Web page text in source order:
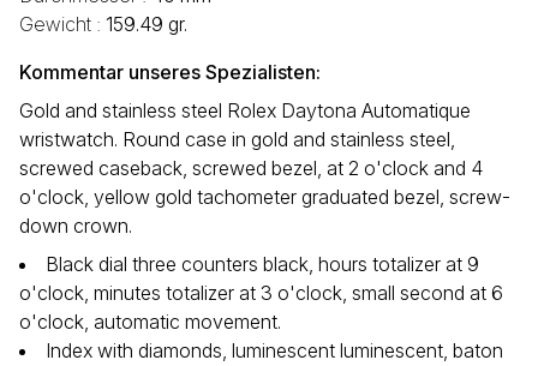
Gewicht : 159.49 gr.
Kommentar unseres Spezialisten:
Gold and stainless steel Rolex Daytona Automatique
wristwatch. Round case in gold and stainless steel,
screwed caseback, screwed bezel, at 2 o'clock and 4
o'clock, yellow gold tachometer graduated bezel, screw-
down crown.
Black dial three counters black, hours totalizer at 9
o'clock, minutes totalizer at 3 o'clock, small second at 6
o'clock, automatic movement.
Index with diamonds, luminescent luminescent, baton